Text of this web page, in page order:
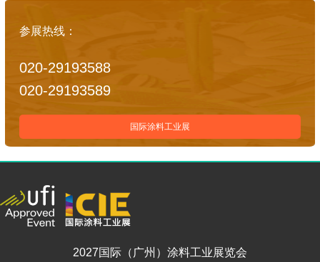
参展热线：
020-29193588
020-29193589
国际涂料工业展
2027国际（广州）涂料工业展览会